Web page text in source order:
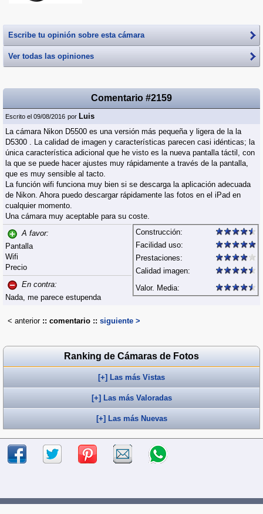
Escribe tu opinión sobre esta cámara
Ver todas las opiniones
Comentario #2159
Escrito el 09/08/2016 por Luis
La cámara Nikon D5500 es una versión más pequeña y ligera de la la
D5300 . La calidad de imagen y características parecen casi idénticas; la
única característica adicional que he visto es la nueva pantalla táctil, con
la que se puede hacer ajustes muy rápidamente a través de la pantalla,
que es muy sensible al tacto.
La función wifi funciona muy bien si se descarga la aplicación adecuada
de Nikon. Ahora puedo descargar rápidamente las fotos en el iPad en
cualquier momento.
Una cámara muy aceptable para su coste.
A favor:
Pantalla
Wifi
Precio
En contra:
Nada, me parece estupenda
Construcción:
Facilidad uso:
Prestaciones:
Calidad imagen:
Valor. Media:
< anterior:: comentario :: siguiente >
Ranking de Cámaras de Fotos
[+] Las más Vistas
[+] Las más Valoradas
[+] Las más Nuevas